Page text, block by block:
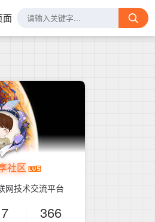
面
社区
网技术交流平台
366